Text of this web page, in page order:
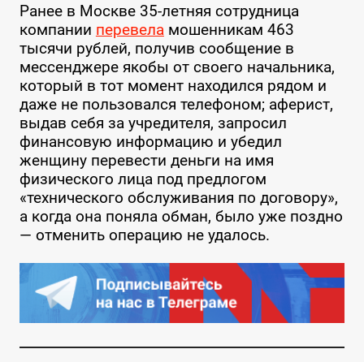
Ранее в Москве 35-летняя сотрудница
компании перевеламошенникам 463
тысячи рублей, получив сообщение в
мессенджере якобы от своего начальника,
который в тот момент находился рядом и
даже не пользовался телефоном; аферист,
выдав себя за учредителя, запросил
финансовую информацию и убедил
женщину перевести деньги на имя
физического лица под предлогом
«технического обслуживания по договору»,
а когда она поняла обман, было уже поздно
— отменить операцию не удалось.